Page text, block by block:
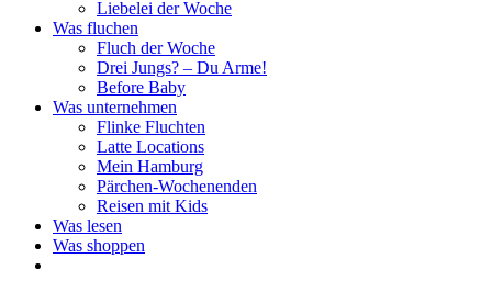
Liebelei der Woche
Was fluchen
Fluch der Woche
Drei Jungs? – Du Arme!
Before Baby
Was unternehmen
Flinke Fluchten
Latte Locations
Mein Hamburg
Pärchen-Wochenenden
Reisen mit Kids
Was lesen
Was shoppen